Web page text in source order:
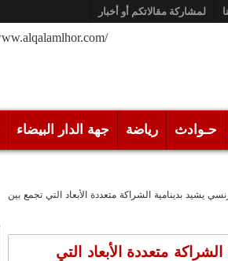
لمشاركة مقالاتكم أو أخبار
/www.alqalamlhor.com
حـوادث رياضة جهة الدار البيضاء
يشيد بدينامية الشراكة متعددة الأبعاد التي تجمع بين
متعددة الأبعاد التي